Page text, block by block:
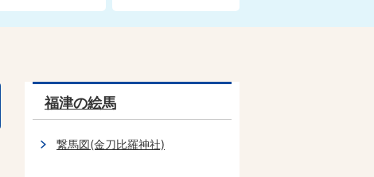
福津の絵馬
繋馬図(金刀比羅神社)